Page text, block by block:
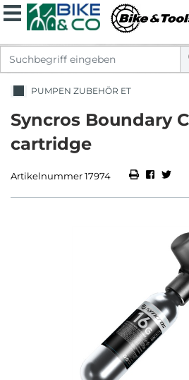
PUMPEN ZUBEHÖR ET
Syncros Boundary
cartridge
Artikelnummer 17974